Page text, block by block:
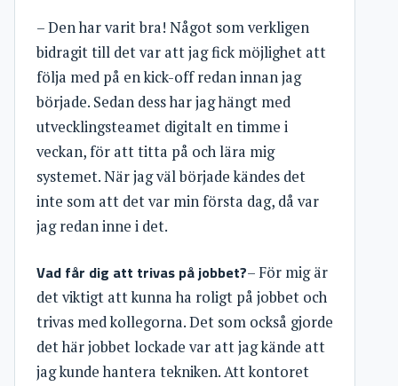
– Den har varit bra! Något som verkligen
bidragit till det var att jag fick möjlighet att
följa med på en kick-off redan innan jag
började. Sedan dess har jag hängt med
utvecklingsteamet digitalt en timme i
veckan, för att titta på och lära mig
systemet. När jag väl började kändes det
inte som att det var min första dag, då var
jag redan inne i det.
Vad får dig att trivas på jobbet?– För mig är
det viktigt att kunna ha roligt på jobbet och
trivas med kollegorna. Det som också gjorde
det här jobbet lockade var att jag kände att
jag kunde hantera tekniken. Att kontoret